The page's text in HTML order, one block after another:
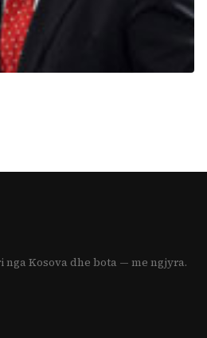
Kosova dhe bota — me ngjyra.